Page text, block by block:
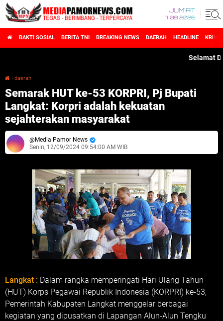
JUM'AT
7 08 2026
BAKTI SOSIAL BERITA TNI BREAKING NEWS DAERAH HEADLINE
Selamat
› daerah
Semarak HUT ke-53 KORPRI, Pj Bupati
Langkat: Korpri adalah kekuatan
sejahterakan masyarakat
Media Pamor News
Senin, 12/09/2024 09:54:00 AM WIB
Langkat : Dalam rangka memperingati Hari Ulang Tahun
(HUT) Korps Pegawai Republik Indonesia (KORPRI) ke-53,
Pemerintah Kabupaten Langkat menggelar berbagai
kegiatan yang dipusatkan di Lapangan Alun-Alun Tengku